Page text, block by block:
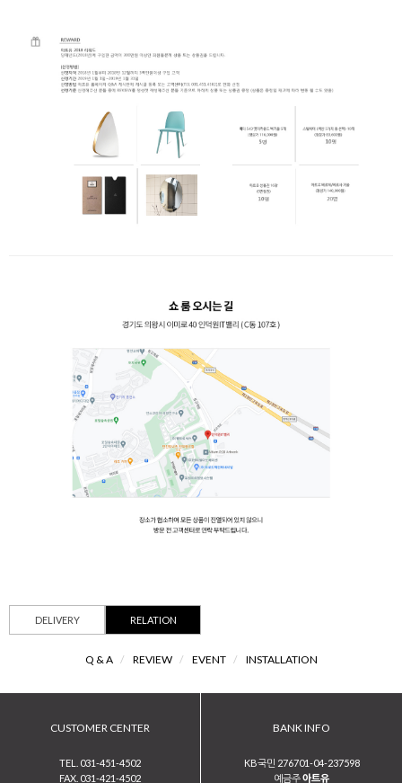
DELIVERY RELATION
Q & A / REVIEW / EVENT / INSTALLATION
CUSTOMER CENTER
TEL. 031-451-4502
FAX. 031-421-4502
BANK INFO
KB국민 276701-04-237598
예금주아트유